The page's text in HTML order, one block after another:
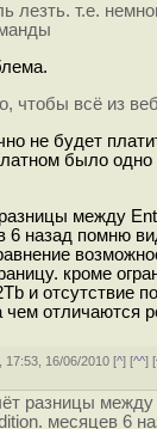
лезть. т.е.
чтобы всё из
не будет
было одно
разницы между
6 назад помню
кроме
и отсутствие
чем отличаются
17:53, 16/06/2010 [^] [^^] [
разницы
месяцев 6